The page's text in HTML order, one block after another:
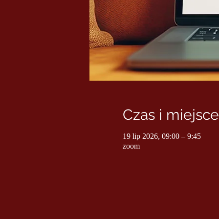
Czas i
19 lip 2026, 09:00 – 9:45
zoom